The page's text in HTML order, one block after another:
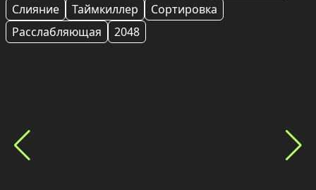
Слияние
Таймкиллер
Сортировка
Расслабляющая
2048